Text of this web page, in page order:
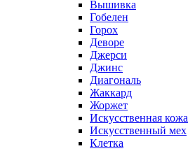
Вышивка
Гобелен
Горох
Деворе
Джерси
Джинс
Диагональ
Жаккард
Жоржет
Искусственная кожа
Искусственный мех
Клетка